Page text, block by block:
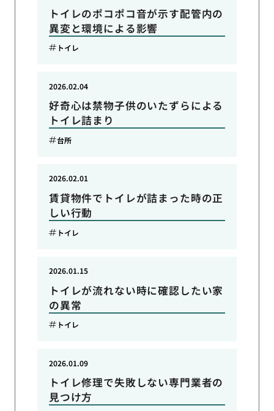
トイレのポコポコ音が示す配管内の
異変と環境による影響
トイレ
好奇心は禁物子供のいたずらによる
トイレ詰まり
2026.02.04
台所
賃貸物件でトイレが詰まった時の正
しい行動
2026.02.01
トイレ
トイレが流れない時に確認したい家
の異常
2026.01.15
トイレ
トイレ修理で失敗しない専門業者の
見つけ方
2026.01.09